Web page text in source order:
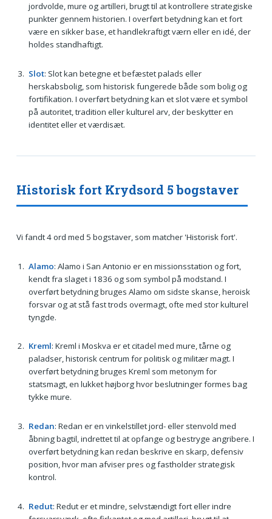
jordvolde, mure og artilleri, brugt til at kontrollere strategiske
punkter gennem historien. I overført betydning kan et fort
være en sikker base, et handlekraftigt værn eller en idé, der
holdes standhaftigt.
Slot: Slot kan betegne et befæstet palads eller
herskabsbolig, som historisk fungerede både som bolig og
fortifikation. I overført betydning kan et slot være et symbol
på autoritet, tradition eller kulturel arv, der beskytter en
identitet eller et værdisæt.
Historisk fort Krydsord 5 bogstaver
Vi fandt 4 ord med 5 bogstaver, som matcher 'Historisk fort'.
Alamo: Alamo i San Antonio er en missionsstation og fort,
kendt fra slaget i 1836 og som symbol på modstand. I
overført betydning bruges Alamo om sidste skanse, heroisk
forsvar og at stå fast trods overmagt, ofte med stor kulturel
tyngde.
Kreml: Kreml i Moskva er et citadel med mure, tårne og
paladser, historisk centrum for politisk og militær magt. I
overført betydning bruges Kreml som metonym for
statsmagt, en lukket højborg hvor beslutninger formes bag
tykke mure.
Redan: Redan er en vinkelstillet jord- eller stenvold med
åbning bagtil, indrettet til at opfange og bestryge angribere. I
overført betydning kan redan beskrive en skarp, defensiv
position, hvor man afviser pres og fastholder strategisk
kontrol.
Redut: Redut er et mindre, selvstændigt fort eller indre